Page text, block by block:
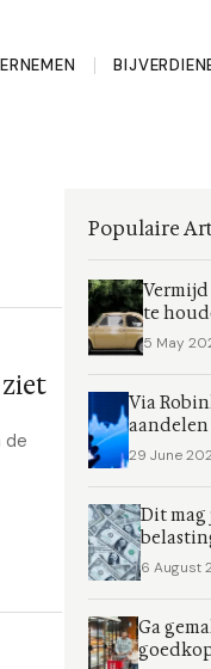
de
Populaire
te
5 May
Via
29 June
Dit mag
6 August
Ga